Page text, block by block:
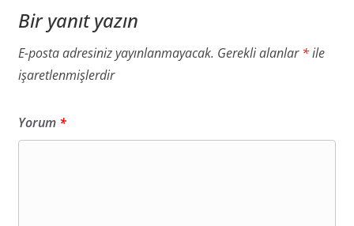
Bir yanıt yazın
E-posta adresiniz yayınlanmayacak. Gerekli alanlar*ile
işaretlenmişlerdir
Yorum *